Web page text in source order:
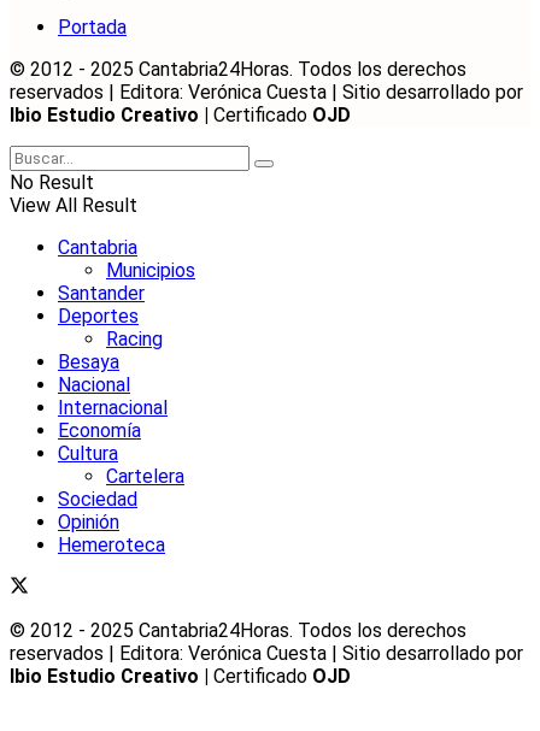
Portada
© 2012 - 2025 Cantabria24Horas. Todos los derechos
reservados | Editora: Verónica Cuesta | Sitio desarrollado por
Ibio Estudio Creativo | Certificado OJD
No Result
View All Result
Cantabria
Municipios
Santander
Deportes
Racing
Besaya
Nacional
Internacional
Economía
Cultura
Cartelera
Sociedad
Opinión
Hemeroteca
© 2012 - 2025 Cantabria24Horas. Todos los derechos
reservados | Editora: Verónica Cuesta | Sitio desarrollado por
Ibio Estudio Creativo | Certificado OJD